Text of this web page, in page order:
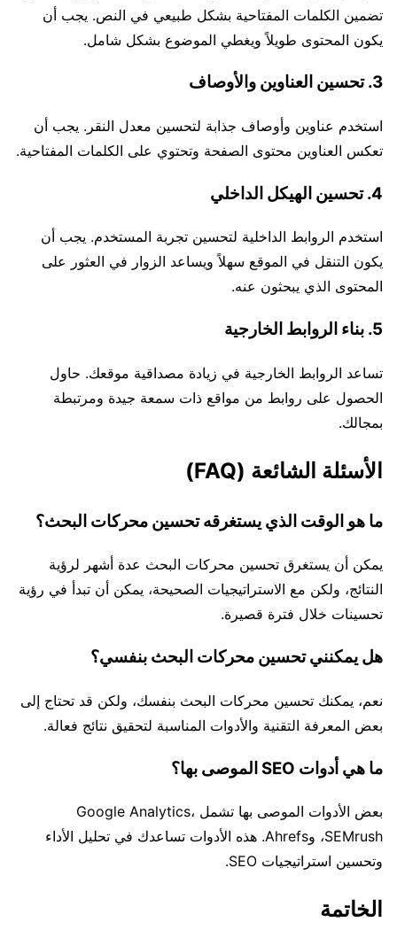
تضمين الكلمات المفتاحية بشكل طبيعي في النص. يجب أن
يكون المحتوى طويلاً ويغطي الموضوع بشكل شامل.
3. تحسين العناوين والأوصاف
استخدم عناوين وأوصاف جذابة لتحسين معدل النقر. يجب أن
تعكس العناوين محتوى الصفحة وتحتوي على الكلمات المفتاحية.
4. تحسين الهيكل الداخلي
استخدم الروابط الداخلية لتحسين تجربة المستخدم. يجب أن
يكون التنقل في الموقع سهلاً ويساعد الزوار في العثور على
المحتوى الذي يبحثون عنه.
5. بناء الروابط الخارجية
تساعد الروابط الخارجية في زيادة مصداقية موقعك. حاول
الحصول على روابط من مواقع ذات سمعة جيدة ومرتبطة
بمجالك.
الأسئلة الشائعة (FAQ)
ما هو الوقت الذي يستغرقه تحسين محركات البحث؟
يمكن أن يستغرق تحسين محركات البحث عدة أشهر لرؤية
النتائج، ولكن مع الاستراتيجيات الصحيحة، يمكن أن تبدأ في رؤية
تحسينات خلال فترة قصيرة.
هل يمكنني تحسين محركات البحث بنفسي؟
نعم، يمكنك تحسين محركات البحث بنفسك، ولكن قد تحتاج إلى
بعض المعرفة التقنية والأدوات المناسبة لتحقيق نتائج فعالة.
ما هي أدوات SEO الموصى بها؟
بعض الأدوات الموصى بها تشمل Google Analytics،
SEMrush، وAhrefs. هذه الأدوات تساعدك في تحليل الأداء
وتحسين استراتيجيات SEO.
الخاتمة